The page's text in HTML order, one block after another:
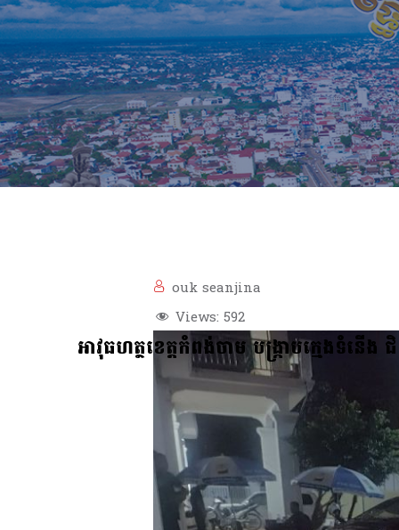
អាវុធហត្ថខេត្តកំពង់ចាម បង្ក្រាបក្មេងទំន
ouk seanjina
Views: 592